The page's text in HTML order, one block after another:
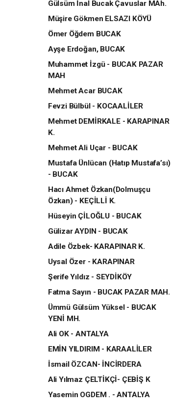
Gülsüm İnal Bucak Çavuslar MAh.
Müşire Gökmen ELSAZI KÖYÜ
Ömer Öğdem BUCAK
Ayşe Erdoğan, BUCAK
Muhammet İzgü - BUCAK PAZAR
MAH
Mehmet Acar BUCAK
Fevzi Bülbül - KOCAALİLER
Mehmet DEMİRKALE - KARAPINAR
K.
Mehmet Ali Uçar - BUCAK
Mustafa Ünlücan (Hatıp Mustafa’sı)
- BUCAK
Hacı Ahmet Özkan(Dolmuşçu
Özkan) - KEÇİLLİ K.
Hüseyin ÇİLOĞLU - BUCAK
Gülizar AYDIN - BUCAK
Adile Özbek- KARAPINAR K.
Uysal Özer - KARAPINAR
Şerife Yıldız - SEYDİKÖY
Fatma Sayın - BUCAK PAZAR MAH.
Ümmü Gülsüm Yüksel - BUCAK
YENİ MH.
Ali OK - ANTALYA
EMİN YILDIRIM - KARAALİLER
İsmail ÖZCAN- İNCİRDERA
Ali Yılmaz ÇELTİKÇİ- ÇEBİŞ K
Yasemin OGDEM . - ANTALYA